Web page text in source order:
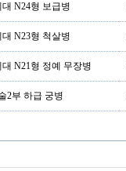
대 N24형 보급병
대 N23형 척살병
대 N21형 정예 무장병
2부 하급 궁병